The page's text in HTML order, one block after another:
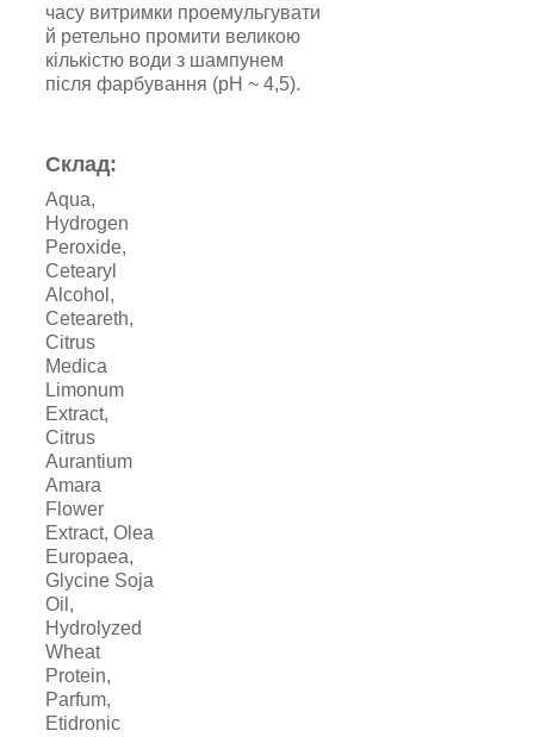
часу витримки проемульгувати
й ретельно промити великою
кількістю води з шампунем
після фарбування (рH ~ 4,5).
Склад:
Aqua,
Hydrogen
Peroxide,
Cetearyl
Alcohol,
Ceteareth,
Citrus
Medica
Limonum
Extract,
Citrus
Aurantium
Amara
Flower
Extract, Olea
Europaea,
Glycine Soja
Oil,
Hydrolyzed
Wheat
Protein,
Parfum,
Etidronic